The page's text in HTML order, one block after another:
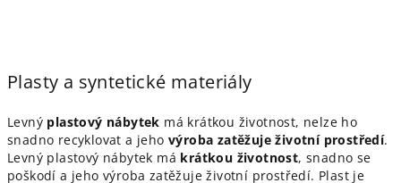
Plasty a syntetické materiály
Levný plastový nábytek má krátkou životnost, nelze ho
snadno recyklovat a jeho výroba zatěžuje životní prostředí.
Levný plastový nábytek má krátkou životnost, snadno se
poškodí a jeho výroba zatěžuje životní prostředí. Plast je